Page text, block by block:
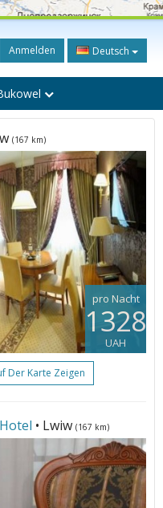
Anmelden Deutsch
(167 km)
pro Nacht
1328
UAH
Der Karte Zeigen
• Lwiw (167 km)